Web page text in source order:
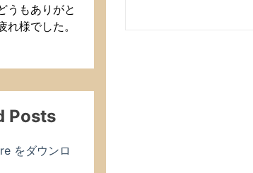
うもありがと
れ様でした。
Posts
をダウンロ